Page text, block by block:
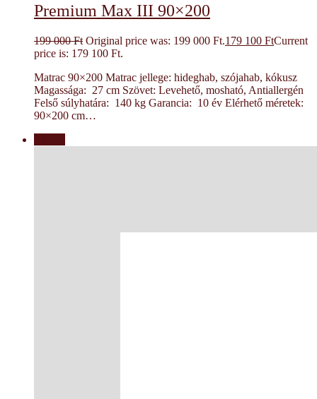
Premium Max III 90×200
199 000Ft Original price was: 199 000 Ft.179 100 FtCurrent
price is: 179 100 Ft.
Matrac 90×200 Matrac jellege: hideghab, szójahab, kókusz
Magassága: 27 cm Szövet: Levehető, mosható, Antiallergén
Felső súlyhatára: 140 kg Garancia: 10 év Elérhető méretek:
90×200 cm…